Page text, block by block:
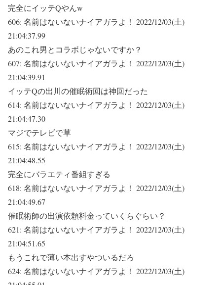
完全にイッテQやんw
606: 名前はないないナイアガラよ！ 2022/12/03(土)
21:04:37.99
あのこれ男とコラボじゃないですか？
607: 名前はないないナイアガラよ！ 2022/12/03(土)
21:04:39.91
イッテQの出川の催眠術回は神回だった
614: 名前はないないナイアガラよ！ 2022/12/03(土)
21:04:47.30
マジでテレビで草
615: 名前はないないナイアガラよ！ 2022/12/03(土)
21:04:48.55
完全にバラエティ番組すぎる
618: 名前はないないナイアガラよ！ 2022/12/03(土)
21:04:49.67
催眠術師の出演依頼料金っていくらぐらい？
621: 名前はないないナイアガラよ！ 2022/12/03(土)
21:04:51.65
もうこれで薄い本出すやついるだろ
624: 名前はないないナイアガラよ！ 2022/12/03(土)